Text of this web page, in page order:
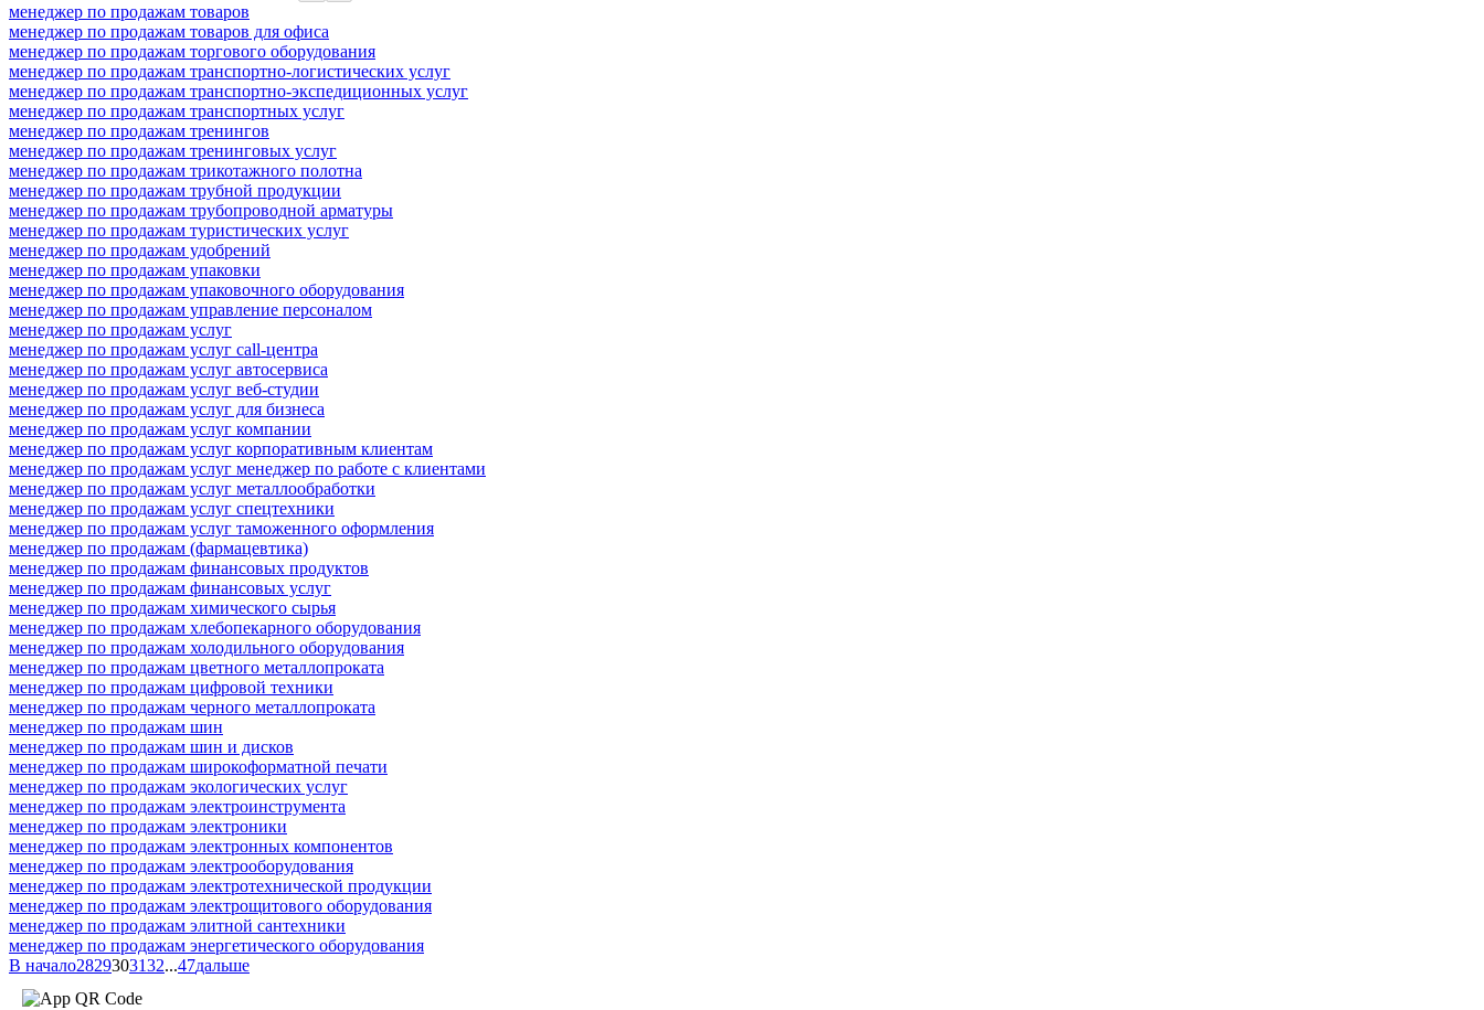
менеджер по продажам товаров
менеджер по продажам товаров для офиса
менеджер по продажам торгового оборудования
менеджер по продажам транспортно-логистических услуг
менеджер по продажам транспортно-экспедиционных услуг
менеджер по продажам транспортных услуг
менеджер по продажам тренингов
менеджер по продажам тренинговых услуг
менеджер по продажам трикотажного полотна
менеджер по продажам трубной продукции
менеджер по продажам трубопроводной арматуры
менеджер по продажам туристических услуг
менеджер по продажам удобрений
менеджер по продажам упаковки
менеджер по продажам упаковочного оборудования
менеджер по продажам управление персоналом
менеджер по продажам услуг
менеджер по продажам услуг call-центра
менеджер по продажам услуг автосервиса
менеджер по продажам услуг веб-студии
менеджер по продажам услуг для бизнеса
менеджер по продажам услуг компании
менеджер по продажам услуг корпоративным клиентам
менеджер по продажам услуг менеджер по работе с клиентами
менеджер по продажам услуг металлообработки
менеджер по продажам услуг спецтехники
менеджер по продажам услуг таможенного оформления
менеджер по продажам (фармацевтика)
менеджер по продажам финансовых продуктов
менеджер по продажам финансовых услуг
менеджер по продажам химического сырья
менеджер по продажам хлебопекарного оборудования
менеджер по продажам холодильного оборудования
менеджер по продажам цветного металлопроката
менеджер по продажам цифровой техники
менеджер по продажам черного металлопроката
менеджер по продажам шин
менеджер по продажам шин и дисков
менеджер по продажам широкоформатной печати
менеджер по продажам экологических услуг
менеджер по продажам электроинструмента
менеджер по продажам электроники
менеджер по продажам электронных компонентов
менеджер по продажам электрооборудования
менеджер по продажам электротехнической продукции
менеджер по продажам электрощитового оборудования
менеджер по продажам элитной сантехники
менеджер по продажам энергетического оборудования
В начало2829303132...47дальше